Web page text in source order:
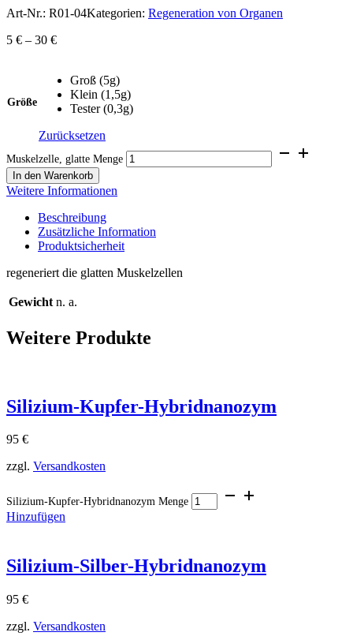
Art-Nr.: R01-04Kategorien: Regeneration von Organen
5 € – 30 €
Größe
Groß (5g)
Klein (1,5g)
Tester (0,3g)
Zurücksetzen
Muskelzelle, glatte Menge
In den Warenkorb
Weitere Informationen
Beschreibung
Zusätzliche Information
Produktsicherheit
regeneriert die glatten Muskelzellen
Gewicht n. a.
Weitere Produkte
Silizium-Kupfer-Hybridnanozym
95 €
zzgl. Versandkosten
Silizium-Kupfer-Hybridnanozym Menge
Hinzufügen
Silizium-Silber-Hybridnanozym
95 €
zzgl. Versandkosten